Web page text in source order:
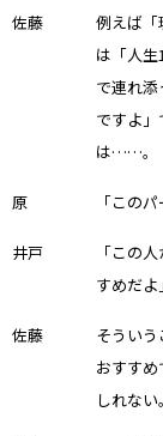
佐藤
例えば「
は「人
で連れ
ですよ
は……。
原 「この
井戸
「この
すめだよ
佐藤
そうい
おすす
しれない。